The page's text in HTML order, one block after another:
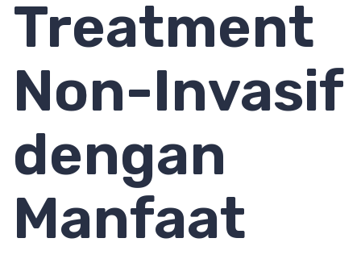
Treatment
Non-Invasif
dengan
Manfaat